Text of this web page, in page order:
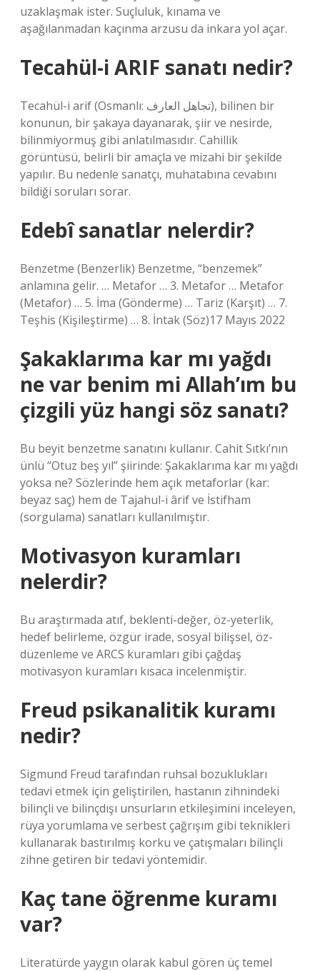
uzaklaşmak ister. Suçluluk, kınama ve
aşağılanmadan kaçınma arzusu da inkara yol açar.
Tecahül-i ARIF sanatı nedir?
Tecahül-i arif (Osmanlı: تجاهل العارف), bilinen bir
konunun, bir şakaya dayanarak, şiir ve nesirde,
bilinmiyormuş gibi anlatılmasıdır. Cahillik
görüntüsü, belirli bir amaçla ve mizahi bir şekilde
yapılır. Bu nedenle sanatçı, muhatabına cevabını
bildiği soruları sorar.
Edebî sanatlar nelerdir?
Benzetme (Benzerlik) Benzetme, “benzemek”
anlamına gelir. … Metafor … 3. Metafor … Metafor
(Metafor) … 5. İma (Gönderme) … Tariz (Karşıt) … 7.
Teşhis (Kişileştirme) … 8. İntak (Söz)17 Mayıs 2022
Şakaklarıma kar mı yağdı
ne var benim mi Allah’ım bu
çizgili yüz hangi söz sanatı?
Bu beyit benzetme sanatını kullanır. Cahit Sıtkı’nın
ünlü “Otuz beş yıl” şiirinde: Şakaklarıma kar mı yağdı
yoksa ne? Sözlerinde hem açık metaforlar (kar:
beyaz saç) hem de Tajahul-i ârif ve İstifham
(sorgulama) sanatları kullanılmıştır.
Motivasyon kuramları
nelerdir?
Bu araştırmada atıf, beklenti-değer, öz-yeterlik,
hedef belirleme, özgür irade, sosyal bilişsel, öz-
düzenleme ve ARCS kuramları gibi çağdaş
motivasyon kuramları kısaca incelenmiştir.
Freud psikanalitik kuramı
nedir?
Sigmund Freud tarafından ruhsal bozuklukları
tedavi etmek için geliştirilen, hastanın zihnindeki
bilinçli ve bilinçdışı unsurların etkileşimini inceleyen,
rüya yorumlama ve serbest çağrışım gibi teknikleri
kullanarak bastırılmış korku ve çatışmaları bilinçli
zihne getiren bir tedavi yöntemidir.
Kaç tane öğrenme kuramı
var?
Literatürde yaygın olarak kabul gören üç temel